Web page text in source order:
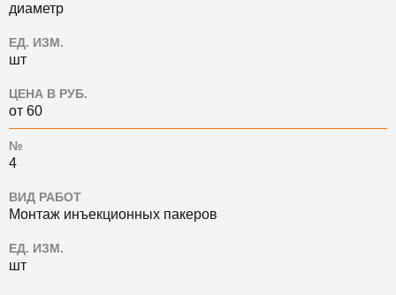
диаметр
ЕД. ИЗМ.
шт
ЦЕНА В РУБ.
от 60
№
4
ВИД РАБОТ
Монтаж инъекционных пакеров
ЕД. ИЗМ.
шт